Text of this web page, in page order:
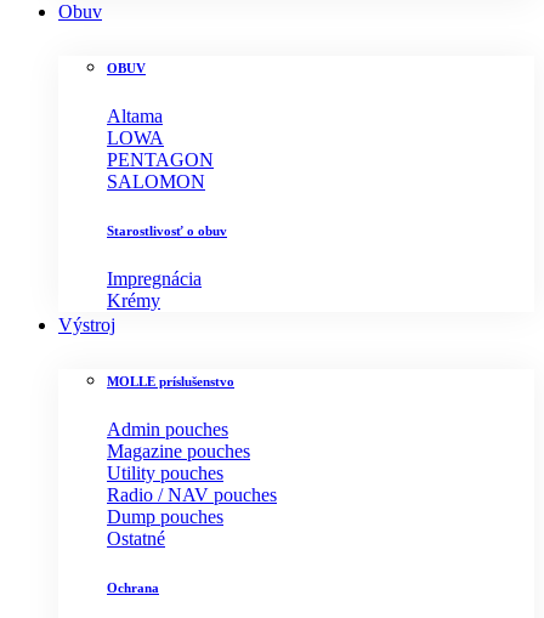
Obuv
OBUV
Altama
LOWA
PENTAGON
SALOMON
Starostlivosť o obuv
Impregnácia
Krémy
Výstroj
MOLLE príslušenstvo
Admin pouches
Magazine pouches
Utility pouches
Radio / NAV pouches
Dump pouches
Ostatné
Ochrana